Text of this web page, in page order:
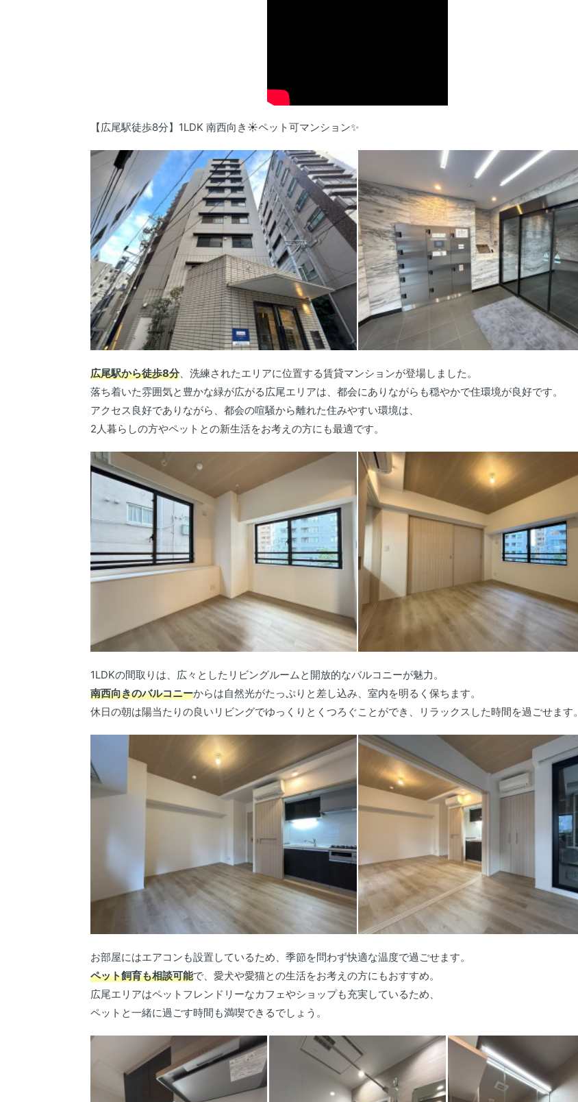
【広尾駅徒歩8分】1LDK 南西向き☀️ペット可マンション✨
広尾駅から徒歩8分 、洗練されたエリアに位置する賃貸マンションが登場しました。
落ち着いた雰囲気と豊かな緑が広がる広尾エリアは、都会にありながらも穏やかで住環境が良好です。
アクセス良好でありながら、都会の喧騒から離れた住みやすい環境は、
2人暮らしの方やペットとの新生活をお考えの方にも最適です。
1LDKの間取りは、広々としたリビングルームと開放的なバルコニーが魅力。
南西向きのバルコニーからは自然光がたっぷりと差し込み、室内を明るく保ちます。
休日の朝は陽当たりの良いリビングでゆっくりとくつろぐことができ、リラックスした時間を過ごせます。
お部屋にはエアコンも設置しているため、季節を問わず快適な温度で過ごせます。
ペット飼育も相談可能で、愛犬や愛猫との生活をお考えの方にもおすすめ。
広尾エリアはペットフレンドリーなカフェやショップも充実しているため、
ペットと一緒に過ごす時間も満喫できるでしょう。